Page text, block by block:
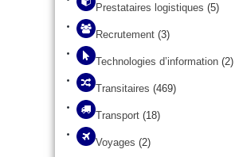
Prestataires logistiques (5)
Recrutement (3)
Technologies d’information (2)
Transitaires (469)
Transport (18)
Voyages (2)